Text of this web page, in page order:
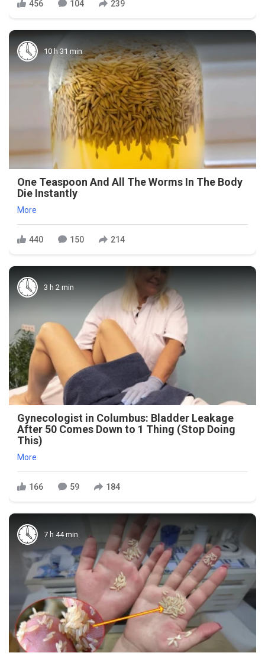
456 104 239
10 h 31 min
One Teaspoon And All The Worms In The Body
Die Instantly
More
440 150 214
3 h 2 min
Gynecologist in Columbus: Bladder Leakage
After 50 Comes Down to 1 Thing (Stop Doing
This)
More
166 59 184
7 h 44 min